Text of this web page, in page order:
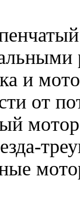
и
от